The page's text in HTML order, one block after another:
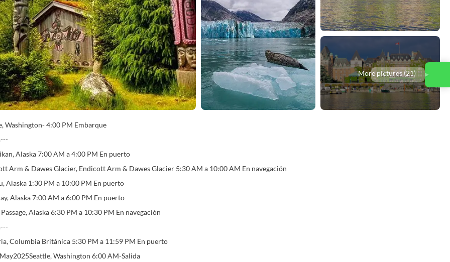
More pictures (21)
Washington- 4:00 PM Embarque
Alaska 7:00 AM a 4:00 PM En puerto
Arm & Dawes Glacier, Endicott Arm & Dawes Glacier 5:30 AM a 10:00 AM En navegación
Alaska 1:30 PM a 10:00 PM En puerto
Alaska 7:00 AM a 6:00 PM En puerto
Alaska 6:30 PM a 10:30 PM En navegación
Columbia Británica 5:30 PM a 11:59 PM En puerto
Washington 6:00 AM-Salida
Contact us